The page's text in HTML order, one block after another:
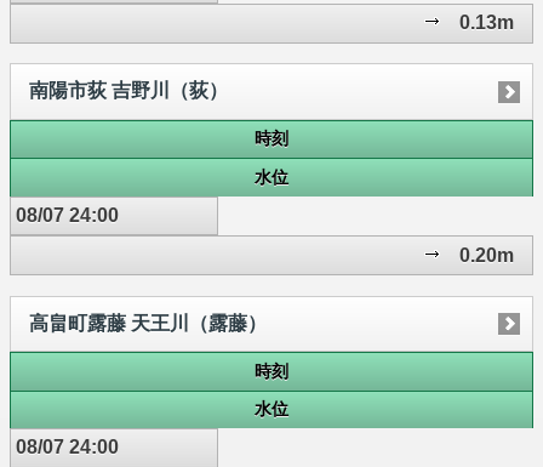
0.13m
南陽市荻 吉野川（荻）
時刻
水位
08/07 24:00
0.20m
高畠町露藤 天王川（露藤）
時刻
水位
08/07 24:00